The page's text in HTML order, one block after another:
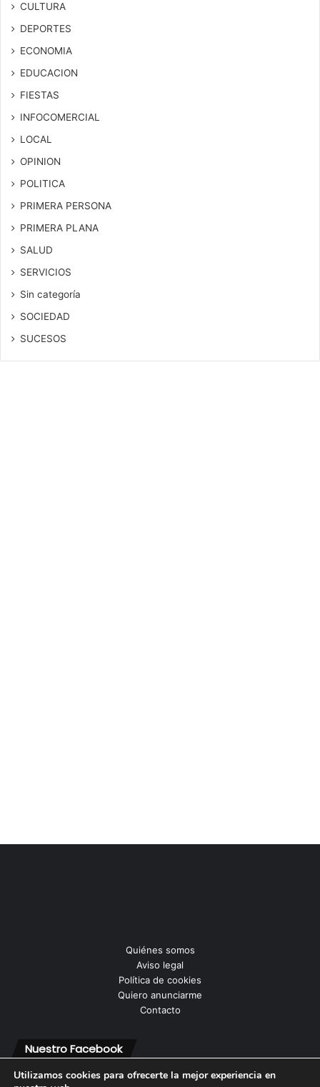
CULTURA
DEPORTES
ECONOMIA
EDUCACION
FIESTAS
INFOCOMERCIAL
LOCAL
OPINION
POLITICA
PRIMERA PERSONA
PRIMERA PLANA
SALUD
SERVICIOS
Sin categoría
SOCIEDAD
SUCESOS
Quiénes somos
Aviso legal
Política de cookies
Quiero anunciarme
Contacto
Nuestro Facebook
Utilizamos cookies para ofrecerte la mejor experiencia en